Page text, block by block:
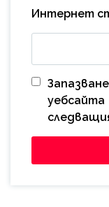
Интернет